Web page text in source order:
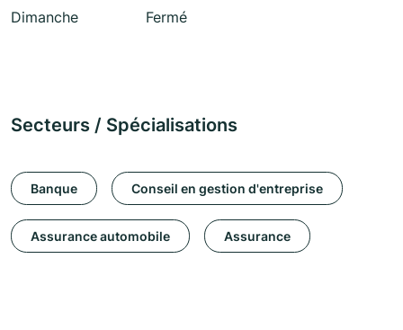
Dimanche
Fermé
Secteurs / Spécialisations
Banque Conseil en gestion d'entreprise
Assurance automobile Assurance